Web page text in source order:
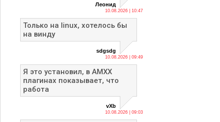
Леонид
10.08.2026 | 10:47
Только на linux, хотелось бы
на винду
sdgsdg
10.08.2026 | 09:49
Я это установил, в AMXX
плагинах показывает, что
работа
vXb
10.08.2026 | 09:03